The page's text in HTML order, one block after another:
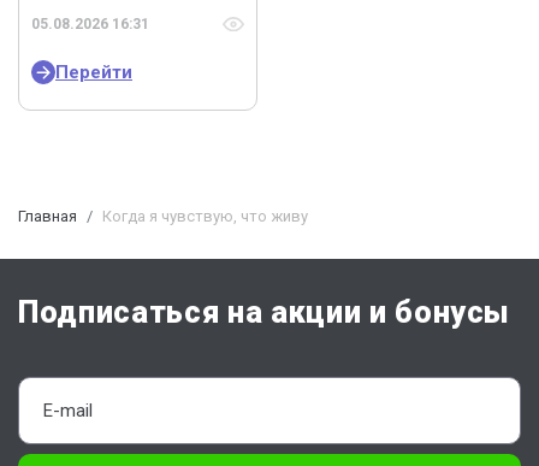
05.08.2026 16:31
Перейти
Главная Когда я чувствую, что живу
Подписаться на акции и бонусы